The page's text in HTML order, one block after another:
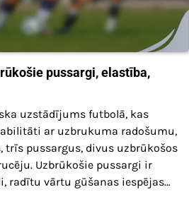
pussargi, elastība,
uzstādījums futbolā, kas
ar uzbrukuma radošumu,
trīs pussargus, divus uzbrūkošos
Uzbrūkošie pussargi ir
radītu vārtu gūšanas iespējas…